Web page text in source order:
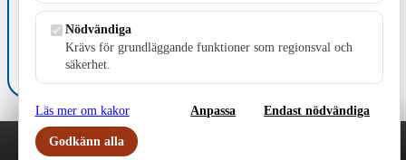
Kontakta oss
E-post: redaktionen@skillingaryd.nu
Postadress: Gisslaköp 1, 568 92 Skillingaryd
Nödvändiga
Krävs för grundläggande funktioner som regionsval och
säkerhet.
Läs mer om kakor Anpassa Endast nödvändiga
Godkänn alla